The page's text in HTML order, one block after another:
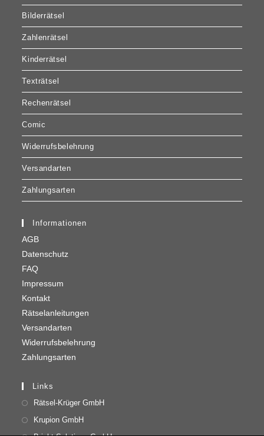
Bilderrätsel
Zahlenrätsel
Kinderrätsel
Texträtsel
Rechenrätsel
Comic
Widerrufsbelehrung
Versandarten
Zahlungsarten
Informationen
AGB
Datenschutz
FAQ
Impressum
Kontakt
Rätselanleitungen
Versandarten
Widerrufsbelehrung
Zahlungsarten
Links
Rätsel-Krüger GmbH
Krupion GmbH